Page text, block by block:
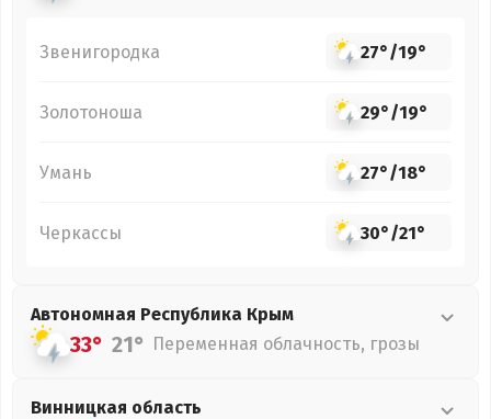
Звенигородка 27°/19°
Золотоноша 29°/19°
Умань 27°/18°
Черкассы 30°/21°
Автономная Республика Крым
33° 21° Переменная облачность, грозы
Винницкая область